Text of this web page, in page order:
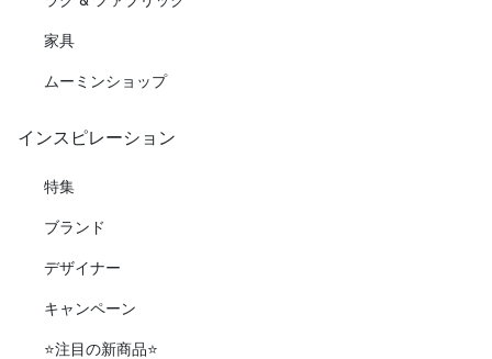
家具
ムーミンショップ
インスピレーション
特集
ブランド
デザイナー
キャンペーン
⭐️注目の新商品⭐️